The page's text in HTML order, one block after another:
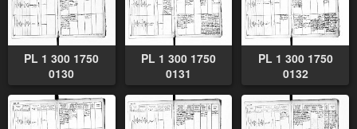
PL 1 300 1750
0130
PL 1 300 1750
0131
PL 1 300 1750
0132